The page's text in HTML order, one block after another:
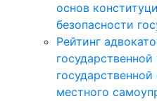
основ
безопасности
Рейтинг
местного